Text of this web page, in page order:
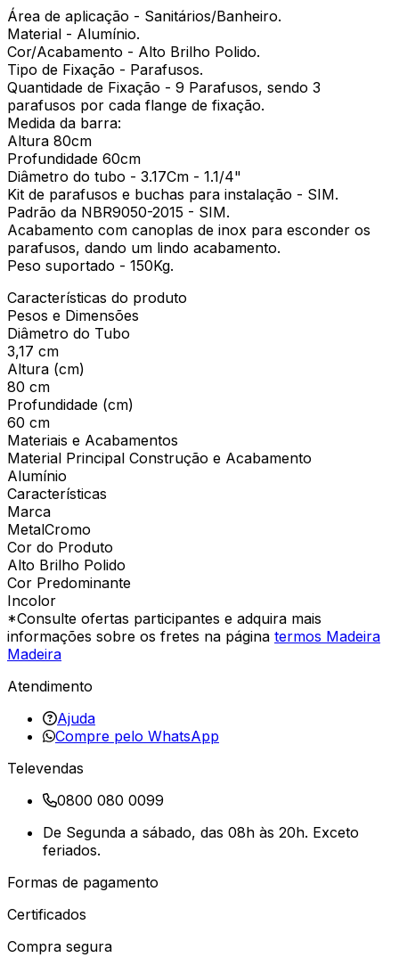
Área de aplicação - Sanitários/Banheiro.
Material - Alumínio.
Cor/Acabamento - Alto Brilho Polido.
Tipo de Fixação - Parafusos.
Quantidade de Fixação - 9 Parafusos, sendo 3
parafusos por cada flange de fixação.
Medida da barra:
Altura 80cm
Profundidade 60cm
Diâmetro do tubo - 3.17Cm - 1.1/4"
Kit de parafusos e buchas para instalação - SIM.
Padrão da NBR9050-2015 - SIM.
Acabamento com canoplas de inox para esconder os
parafusos, dando um lindo acabamento.
Peso suportado - 150Kg.
Características do produto
Pesos e Dimensões
Diâmetro do Tubo
3,17 cm
Altura (cm)
80 cm
Profundidade (cm)
60 cm
Materiais e Acabamentos
Material Principal Construção e Acabamento
Alumínio
Características
Marca
MetalCromo
Cor do Produto
Alto Brilho Polido
Cor Predominante
Incolor
*Consulte ofertas participantes e adquira mais
informações sobre os fretes na página termos Madeira
Madeira
Atendimento
Ajuda
Compre pelo WhatsApp
Televendas
0800 080 0099
De Segunda a sábado, das 08h às 20h. Exceto
feriados.
Formas de pagamento
Certificados
Compra segura